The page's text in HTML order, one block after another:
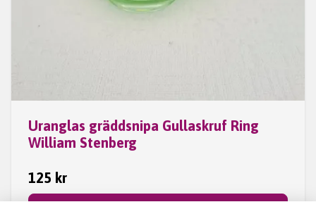
Uranglas gräddsnipa Gullaskruf Ring
William Stenberg
125 kr